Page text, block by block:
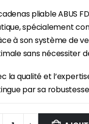
pliable ABUS
spécialement
à son système de
sans nécessiter
la qualité et
par sa